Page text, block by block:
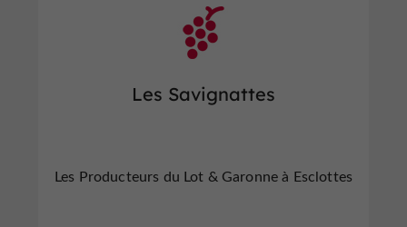
Les Savignattes
Les Producteurs du Lot & Garonne à Esclottes